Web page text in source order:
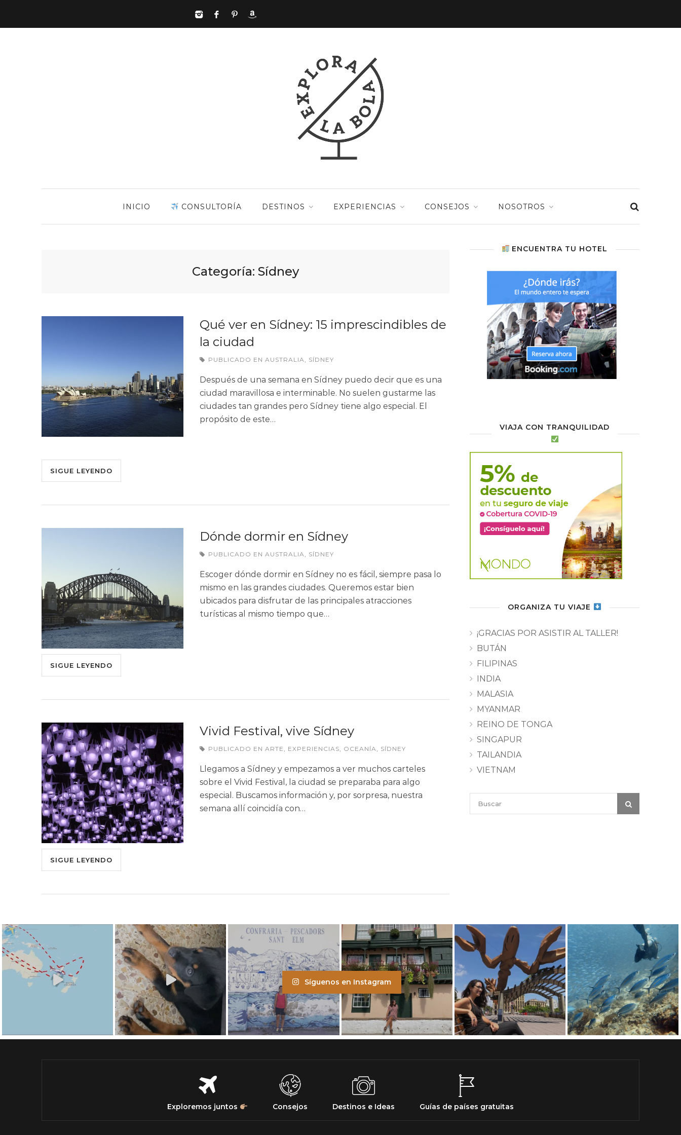
INICIO CONSULTORÍA DESTINOS EXPERIENCIAS CONSEJOS NOSOTROS
Categoría: Sídney
Qué ver en Sídney: 15 imprescindibles de
la ciudad
PUBLICADO EN AUSTRALIA, SÍDNEY
Después de una semana en Sídney puedo decir que es una
ciudad maravillosa e interminable. No suelen gustarme las
ciudades tan grandes pero Sídney tiene algo especial. El
propósito de este…
SIGUE LEYENDO
Dónde dormir en Sídney
PUBLICADO EN AUSTRALIA, SÍDNEY
Escoger dónde dormir en Sídney no es fácil, siempre pasa lo
mismo en las grandes ciudades. Queremos estar bien
ubicados para disfrutar de las principales atracciones
turísticas al mismo tiempo que…
SIGUE LEYENDO
Vivid Festival, vive Sídney
PUBLICADO EN ARTE , EXPERIENCIAS, OCEANÍA, SÍDNEY
Llegamos a Sídney y empezamos a ver muchos carteles
sobre el Vivid Festival, la ciudad se preparaba para algo
especial. Buscamos información y, por sorpresa, nuestra
semana allí coincidía con…
SIGUE LEYENDO
ENCUENTRA TU HOTEL
VIAJA CON TRANQUILIDAD
ORGANIZA TU VIAJE
¡GRACIAS POR ASISTIR AL TALLER!
BUTÁN
FILIPINAS
INDIA
MALASIA
MYANMAR
REINO DE TONGA
SINGAPUR
TAILANDIA
VIETNAM
Síguenos en Instagram
Exploremos juntos Consejos Destinos e Ideas Guías de países gratuitas